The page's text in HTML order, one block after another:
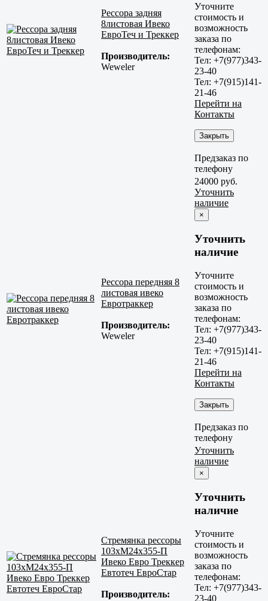
Рессора задняя
8листовая Ивеко
ЕвроТеч и Треккер
Производитель:
Weweler
Уточните
стоимость и
возможность
заказа по
телефонам:
Тел: +7(977)343-
23-40
Тел: +7(915)141-
21-46
Перейти на
Контакты
Закрыть
Предзаказ по
телефону
Рессора передняя 8
листовая ивеко
Евротраккер
Производитель:
Weweler
24000 руб.
Уточнить
наличие
×
Уточнить
наличие
Уточните
стоимость и
возможность
заказа по
телефонам:
Тел: +7(977)343-
23-40
Тел: +7(915)141-
21-46
Перейти на
Контакты
Закрыть
Предзаказ по
телефону
Стремянка рессоры
103xM24x355-П
Ивеко Евро Треккер
Евтотеч ЕвроСтар
Производитель:
Уточнить
наличие
×
Уточнить
наличие
Уточните
стоимость и
возможность
заказа по
телефонам:
Тел: +7(977)343-
23-40